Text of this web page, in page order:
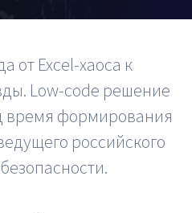
от Excel-хаоса к
Low-code решение
время формирования
российского